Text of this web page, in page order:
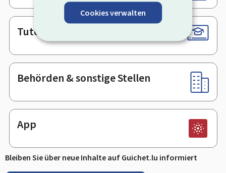
Cookies verwalten
Tutorials
Behörden & sonstige Stellen
App
Bleiben Sie über neue Inhalte auf Guichet.lu informiert